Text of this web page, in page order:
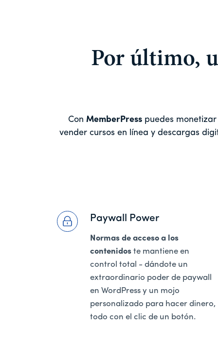
Por último,
Con MemberPresspuedes monetizar
vender cursos en línea y descargas
Paywall Power
Normas de acceso a los
contenidos te mantiene en
control total - dándote un
extraordinario poder de paywall
en WordPress y un mojo
personalizado para hacer dinero,
todo con el clic de un botón.